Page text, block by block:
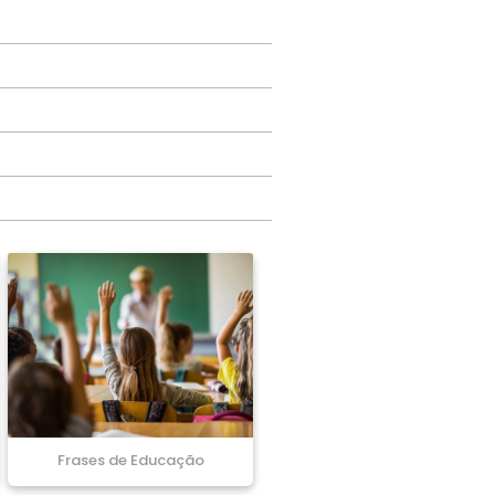
Frases de Educação